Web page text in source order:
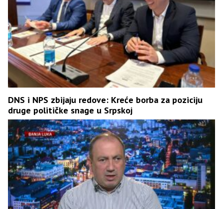
DNS i NPS zbijaju redove: Kreće borba za poziciju
druge političke snage u Srpskoj